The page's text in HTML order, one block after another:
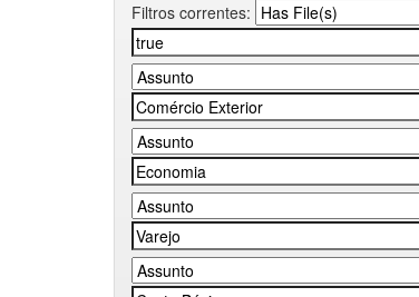
Filtros correntes: